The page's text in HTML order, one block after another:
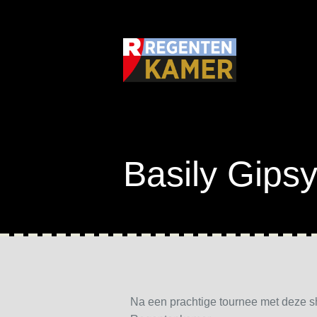
Basily
Na een prachtige tournee met deze